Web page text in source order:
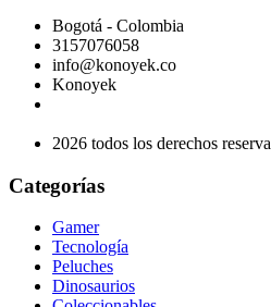
Bogotá - Colombia
3157076058
info@konoyek.co
Konoyek
2026 todos los derechos
Categorías
Gamer
Tecnología
Peluches
Dinosaurios